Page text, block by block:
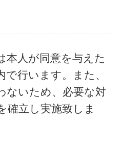
本人が同意を与えた
で行います。また、
ないため、必要な対
確立し実施致しま